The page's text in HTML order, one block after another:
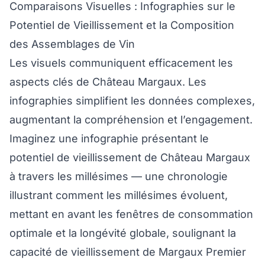
Comparaisons Visuelles : Infographies sur le
Potentiel de Vieillissement et la Composition
des Assemblages de Vin
Les visuels communiquent efficacement les
aspects clés de Château Margaux. Les
infographies simplifient les données complexes,
augmentant la compréhension et l’engagement.
Imaginez une infographie présentant le
potentiel de vieillissement de Château Margaux
à travers les millésimes — une chronologie
illustrant comment les millésimes évoluent,
mettant en avant les fenêtres de consommation
optimale et la longévité globale, soulignant la
capacité de vieillissement de Margaux Premier